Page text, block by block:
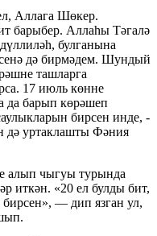
Аллага Шөкер.
барыбер. Аллаһы Тәгалә
булганына
дә бирмәдем. Шундый
ташларга
17 июль көнне
барып көрәшеп
бирсен инде, -
дә уртаклашты Фәния
алып чыгуы турында
иткән. «20 ел булды бит,
— дип язган ул,